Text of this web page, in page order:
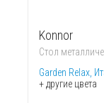
Konnor
Стол
Garden Relax,
+ другие цвета